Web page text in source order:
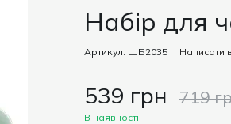
Набір для
Артикул: ШБ2035 Написати
539 грн 719
В наявності